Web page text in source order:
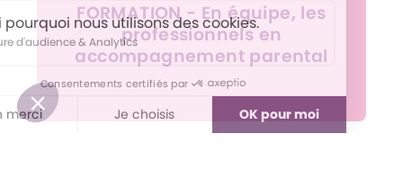
FORMATION - En équipe, les
professionnels en
accompagnement parental